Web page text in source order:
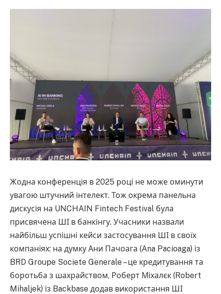
Жодна конференція в 2025 році не може оминути
увагою штучний інтелект. Тож окрема панельна
дискусія на UNCHAIN Fintech Festival була
присвячена ШІ в банкінгу. Учасники назвали
найбільш успішні кейси застосування ШІ в своїх
компаніях: на думку Ани Пачоага (Ana Pacioaga) із
BRD Groupe Societe Generale – це кредитування та
боротьба з шахрайством, Роберт Міхалєк (Robert
Mihaljek) із Backbase додав використання ШІ